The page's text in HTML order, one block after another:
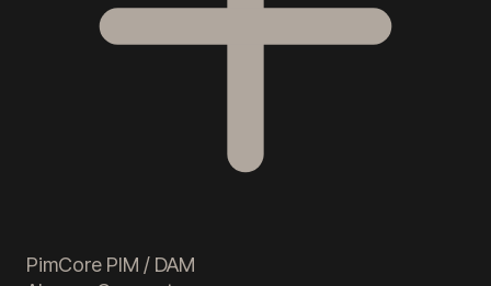
PimCore PIM / DAM